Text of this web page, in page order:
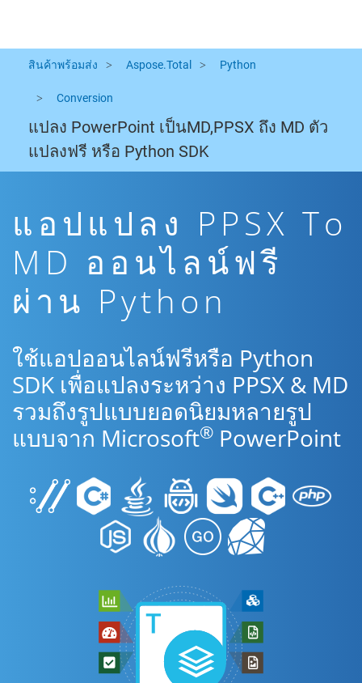
สินค้าพร้อมส่ง Aspose.Total Python
Conversion
แปลง PowerPoint เป็นMD,PPSX ถึง MD ตัว
แปลงฟรี หรือ Python SDK
แอปแปลง PPSX To
MD ออนไลน์ฟรี
ผ่าน Python
ใช้แอปออนไลน์ฟรีหรือ Python
SDK เพื่อแปลงระหว่าง PPSX & MD
รวมถึงรูปแบบยอดนิยมหลายรูป
แบบจาก Microsoft® PowerPoint